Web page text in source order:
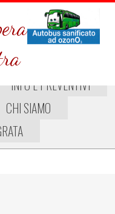
INFO E PREVENTIVI
CHI SIAMO